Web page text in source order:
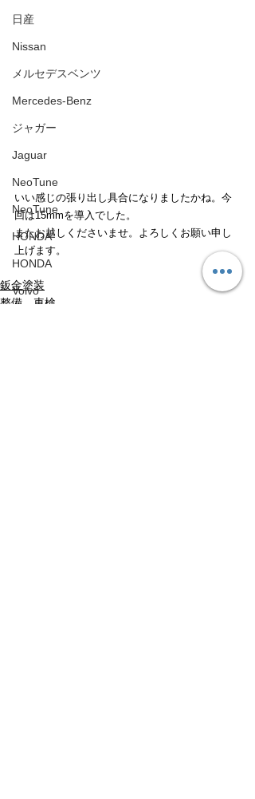
日産
Nissan
メルセデスベンツ
Mercedes-Benz
ジャガー
Jaguar
NeoTune
NeoTune
HONDA
HONDA
Volvo
いい感じの張り出し具合になりましたかね。今
回は15mmを導入でした。
またお越しくださいませ。よろしくお願い申し
上げます。
鈑金塗装
整備、車検